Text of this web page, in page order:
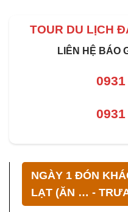
TOUR DU LỊCH
LIÊN HỆ BÁO
NGÀY 1 ĐÓN
LẠT (ĂN … -